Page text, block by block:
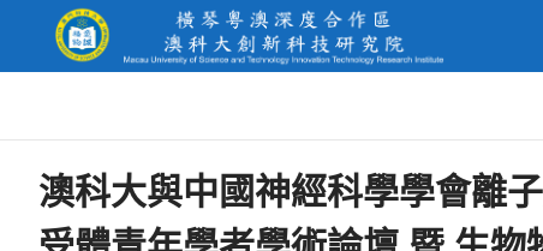
澳科大與中國神經科學學會離